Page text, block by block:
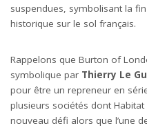
suspendues, symbolisant la
historique sur le sol français.
Rappelons que Burton of
symbolique par Thierry Le
pour être un repreneur en
plusieurs sociétés dont
nouveau défi alors que l’une